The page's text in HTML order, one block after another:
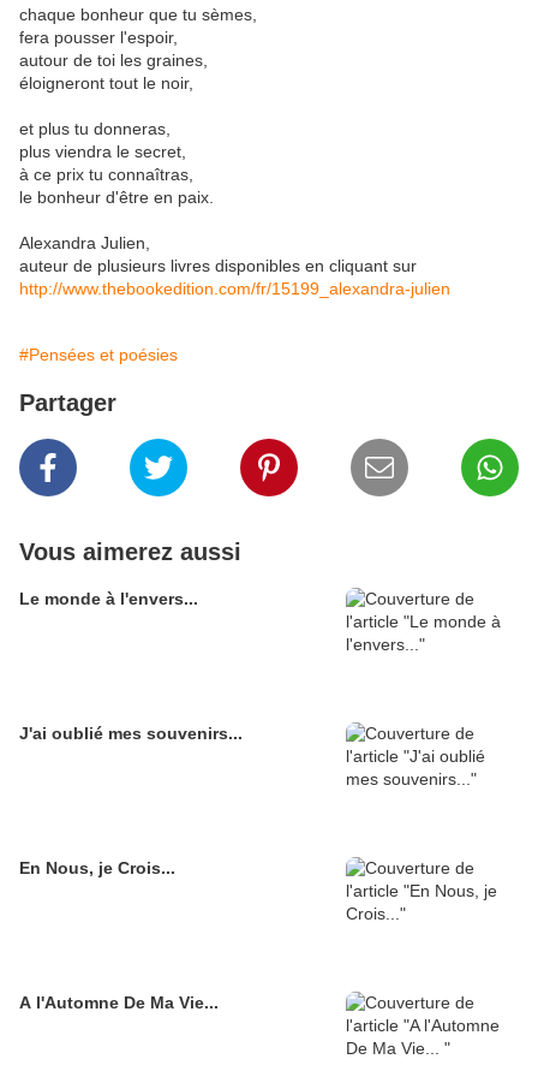
chaque bonheur que tu sèmes,
fera pousser l'espoir,
autour de toi les graines,
éloigneront tout le noir,
et plus tu donneras,
plus viendra le secret,
à ce prix tu connaîtras,
le bonheur d'être en paix.
Alexandra Julien,
auteur de plusieurs livres disponibles en cliquant sur
http://www.thebookedition.com/fr/15199_alexandra-julien
#Pensées et poésies
Partager
Vous aimerez aussi
Le monde à l'envers...
J'ai oublié mes souvenirs...
En Nous, je Crois...
A l'Automne De Ma Vie...